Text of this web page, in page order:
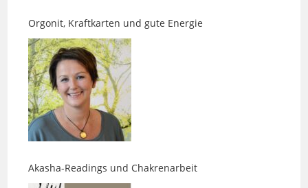
Akasha-Readings und Chakrenarbeit